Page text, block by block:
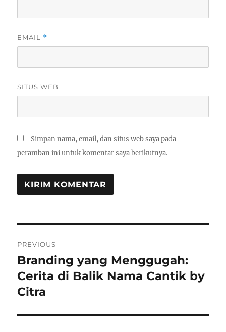
EMAIL *
SITUS WEB
Simpan nama, email, dan situs web saya pada
peramban ini untuk komentar saya berikutnya.
pos
PREVIOUS
Previous
post:
Branding yang Menggugah:
Cerita di Balik Nama Cantik by
Citra